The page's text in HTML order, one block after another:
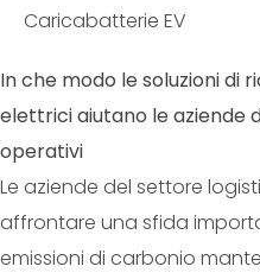
Caricabatterie EV
In che modo le soluzioni di
elettrici aiutano le aziende
operativi
Le aziende del settore
affrontare una sfida
emissioni di carbonio